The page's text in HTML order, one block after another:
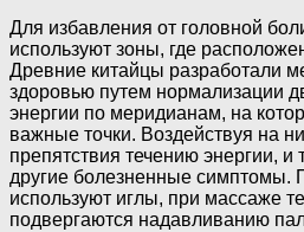
Для избавления от головной
используют зоны, где
Древние китайцы разработали
здоровью путем нормализации
энергии по меридианам, на
важные точки. Воздействуя на
препятствия течению энергии, и
другие болезненные симптомы.
используют иглы, при массаже
подвергаются надавливанию